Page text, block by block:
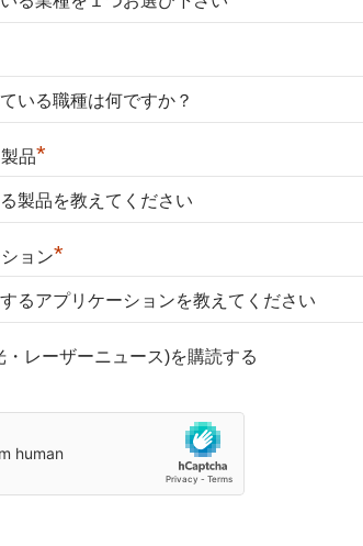
品*
ョン*
・レーザーニュース)を購読する